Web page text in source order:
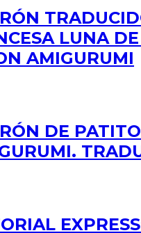
LUNA
AMIGURUMI
DE